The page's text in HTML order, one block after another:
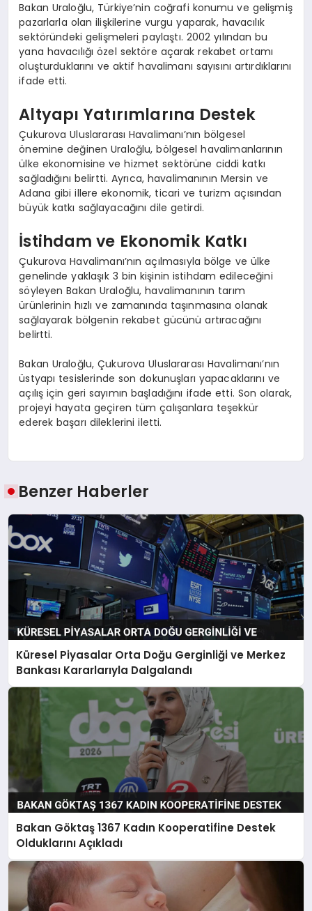
Bakan Uraloğlu, Türkiye’nin coğrafi konumu ve gelişmiş
pazarlarla olan ilişkilerine vurgu yaparak, havacılık
sektöründeki gelişmeleri paylaştı. 2002 yılından bu
yana havacılığı özel sektöre açarak rekabet ortamı
oluşturduklarını ve aktif havalimanı sayısını artırdıklarını
ifade etti.
Altyapı Yatırımlarına Destek
Çukurova Uluslararası Havalimanı’nın bölgesel
önemine değinen Uraloğlu, bölgesel havalimanlarının
ülke ekonomisine ve hizmet sektörüne ciddi katkı
sağladığını belirtti. Ayrıca, havalimanının Mersin ve
Adana gibi illere ekonomik, ticari ve turizm açısından
büyük katkı sağlayacağını dile getirdi.
İstihdam ve Ekonomik Katkı
Çukurova Havalimanı’nın açılmasıyla bölge ve ülke
genelinde yaklaşık 3 bin kişinin istihdam edileceğini
söyleyen Bakan Uraloğlu, havalimanının tarım
ürünlerinin hızlı ve zamanında taşınmasına olanak
sağlayarak bölgenin rekabet gücünü artıracağını
belirtti.
Bakan Uraloğlu, Çukurova Uluslararası Havalimanı’nın
üstyapı tesislerinde son dokunuşları yapacaklarını ve
açılış için geri sayımın başladığını ifade etti. Son olarak,
projeyi hayata geçiren tüm çalışanlara teşekkür
ederek başarı dileklerini iletti.
Benzer Haberler
Küresel Piyasalar Orta Doğu Gerginliği ve Merkez
Bankası Kararlarıyla Dalgalandı
Bakan Göktaş 1367 Kadın Kooperatifine Destek
Olduklarını Açıkladı